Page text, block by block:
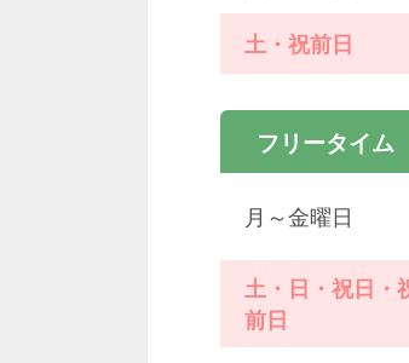
土・祝前日
フリータイム
月～金曜日
土・日・祝日・
前日